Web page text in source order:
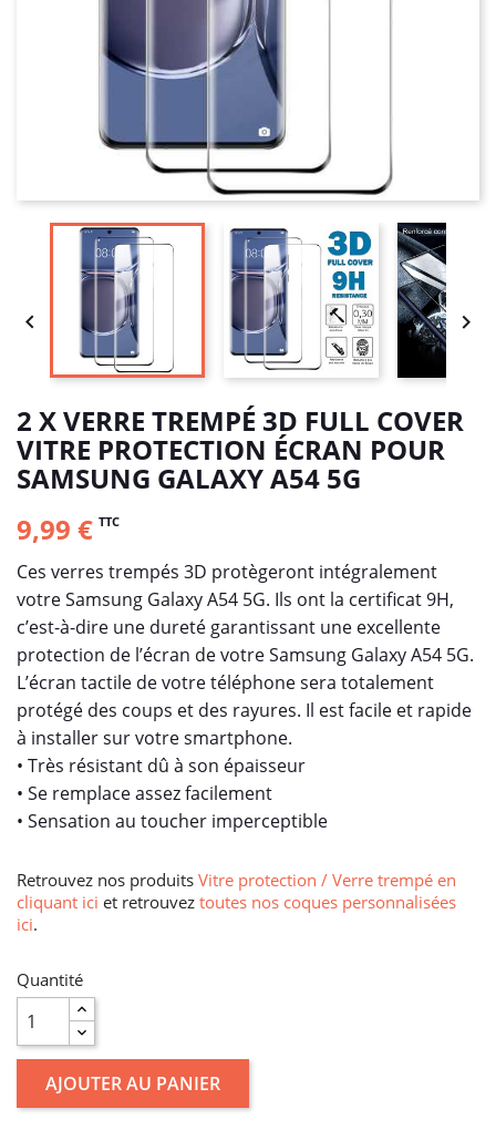
 
2 X VERRE TREMPÉ 3D FULL COVER
VITRE PROTECTION ÉCRAN POUR
SAMSUNG GALAXY A54 5G
9,99 € TTC
Ces verres trempés 3D protègeront intégralement
votre Samsung Galaxy A54 5G. Ils ont la certificat 9H,
c’est-à-dire une dureté garantissant une excellente
protection de l’écran de votre Samsung Galaxy A54 5G.
L’écran tactile de votre téléphone sera totalement
protégé des coups et des rayures. Il est facile et rapide
à installer sur votre smartphone.
• Très résistant dû à son épaisseur
• Se remplace assez facilement
• Sensation au toucher imperceptible
Retrouvez nos produits Vitre protection / Verre trempé en
cliquant ici et retrouvez toutes nos coques personnalisées
ici.
Quantité
AJOUTER AU PANIER